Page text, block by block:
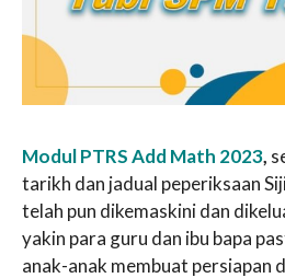
Modul PTRS Add Math 2023,
tarikh dan jadual peperiksaan
telah pun dikemaskini dan
yakin para guru dan ibu bapa
anak-anak membuat persiapan